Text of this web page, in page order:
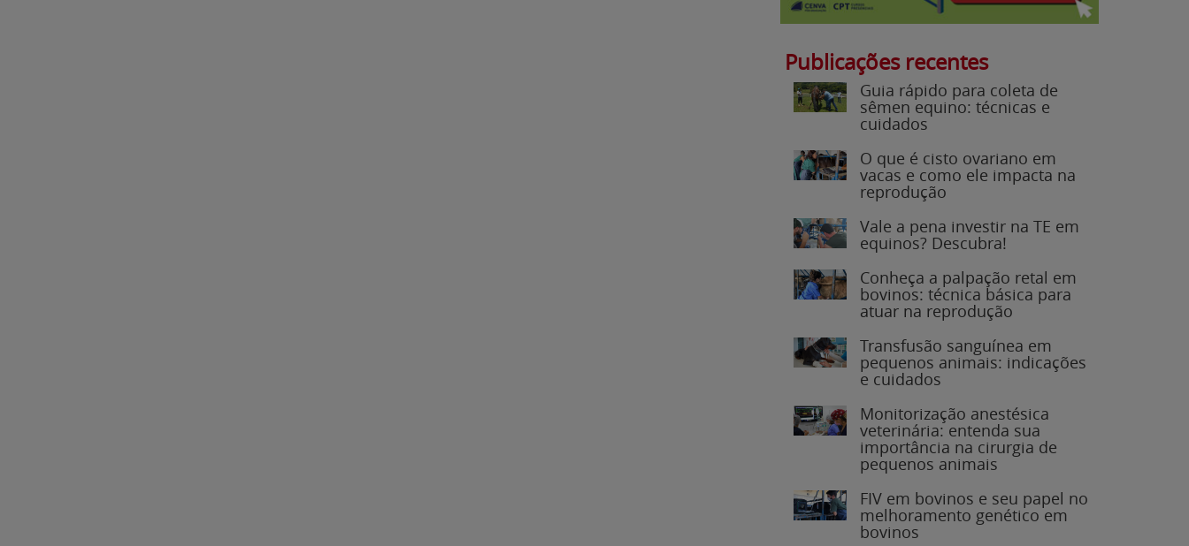
Publicações recentes
Guia rápido para coleta de
sêmen equino: técnicas e
cuidados
O que é cisto ovariano em
vacas e como ele impacta na
reprodução
Vale a pena investir na TE em
equinos? Descubra!
Conheça a palpação retal em
bovinos: técnica básica para
atuar na reprodução
Transfusão sanguínea em
pequenos animais: indicações
e cuidados
Monitorização anestésica
veterinária: entenda sua
importância na cirurgia de
pequenos animais
FIV em bovinos e seu papel no
melhoramento genético em
bovinos